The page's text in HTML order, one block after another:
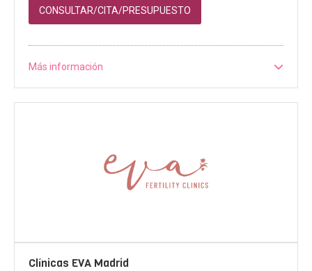
CONSULTAR/CITA/PRESUPUESTO
Más información
Clínicas EVA Madrid